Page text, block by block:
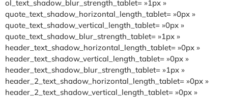
ol_text_shadow_blur_strength_tablet= »1px »
quote_text_shadow_horizontal_length_tablet= »0px »
quote_text_shadow_vertical_length_tablet= »0px »
quote_text_shadow_blur_strength_tablet= »1px »
header_text_shadow_horizontal_length_tablet= »0px »
header_text_shadow_vertical_length_tablet= »0px »
header_text_shadow_blur_strength_tablet= »1px »
header_2_text_shadow_horizontal_length_tablet= »0px »
header_2_text_shadow_vertical_length_tablet= »0px »